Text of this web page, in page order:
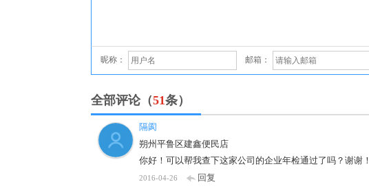
昵称： 邮箱：
全部评论（51条）
隔阂
朔州平鲁区建鑫便民店
你好！可以帮我查下这家公司的企业年检通过了吗？谢谢！
2016-04-26 回复